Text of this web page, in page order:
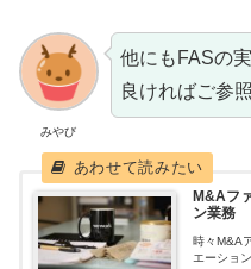
みやび
他にもFASの
良ければご参
M&Aフ
ン業務
時々M&A
エーショ